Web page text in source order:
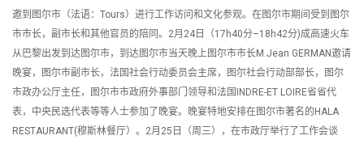
邀到图尔市（法语：Tours）进行工作访问和文化参观。在图尔市期间受到图尔
市市长，副市长和其他官员的陪同。2月24日（17h40分–18h42分)成高速火车
从巴黎出发到达图尔市，到达图尔市当天晚上图尔市市长M.Jean GERMAN邀请
晚宴，图尔市副市长，法国社会行动委员会主席，图尔社会行动部部长，图尔
市政办公厅主任，图尔市市政府外事部门领导和法国INDRE-ET LOIRE省省代
表，中央民选代表等等人士参加了晚宴。晚宴特地安排在图尔市著名的HALA
RESTAURANT(穆斯林餐厅）。2月25日（周三），在市政厅举行了工作会谈